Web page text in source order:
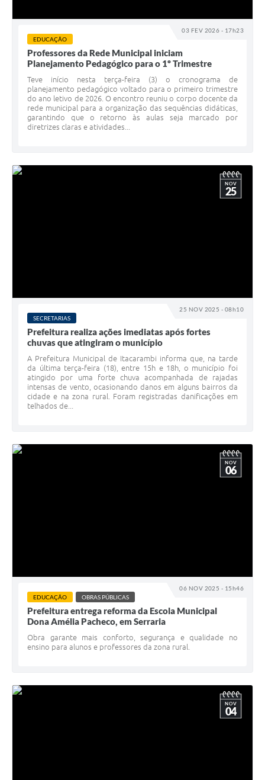
03 FEV 2026 - 17h23
EDUCAÇÃO
Professores da Rede Municipal iniciam
Planejamento Pedagógico para o 1º Trimestre
Teve início nesta terça-feira (3) o cronograma de
planejamento pedagógico voltado para o primeiro trimestre
do ano letivo de 2026. O encontro reuniu o corpo docente da
rede municipal para a organização das sequências didáticas,
garantindo que o retorno às aulas seja marcado por
diretrizes claras e atividades...
25 NOV 2025 - 08h10
NOV
25
SECRETARIAS
Prefeitura realiza ações imediatas após fortes
chuvas que atingiram o município
A Prefeitura Municipal de Itacarambi informa que, na tarde
da última terça-feira (18), entre 15h e 18h, o município foi
atingido por uma forte chuva acompanhada de rajadas
intensas de vento, ocasionando danos em alguns bairros da
cidade e na zona rural. Foram registradas danificações em
telhados de...
06 NOV 2025 - 15h46
NOV
06
EDUCAÇÃO OBRAS PÚBLICAS
Prefeitura entrega reforma da Escola Municipal
Dona Amélia Pacheco, em Serraria
Obra garante mais conforto, segurança e qualidade no
ensino para alunos e professores da zona rural.
NOV
04